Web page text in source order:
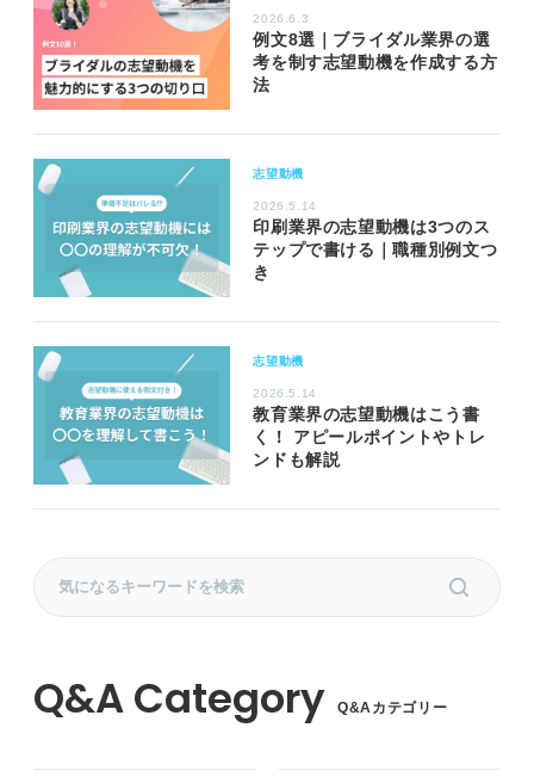
2026.6.3
例文8選｜ブライダル業界の選
考を制す志望動機を作成する方
法
志望動機
2026.5.14
印刷業界の志望動機は3つのス
テップで書ける｜職種別例文つ
き
志望動機
2026.5.14
教育業界の志望動機はこう書
く！ アピールポイントやトレ
ンドも解説
Q&Aカテゴリー